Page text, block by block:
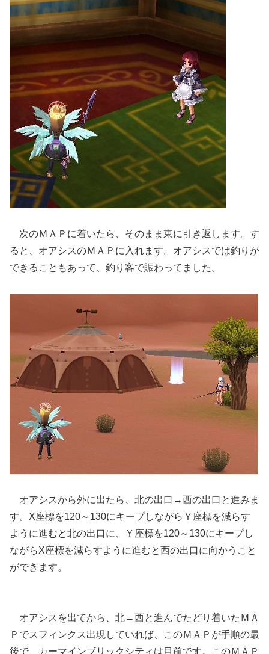
次のＭＡＰに着いたら、そのまま東に引き返します。す
ると、オアシスのＭＡＰに入れます。オアシスでは釣りが
できることもあって、釣り客で賑わってました。
オアシスから外に出たら、北の出口→西の出口と進みま
す。X座標を120～130にキープしながらＹ座標を減らす
ように進むと北の出口に、Ｙ座標を120～130にキープし
ながらX座標を減らすように進むと西の出口に向かうこと
ができます。
オアシスを出てから、北→西と進んでたどり着いたＭＡ
Ｐでスフィンクス出現していれば、このＭＡＰが手順の最
後で、カーマインブリックシティは目前です。このＭＡＰ